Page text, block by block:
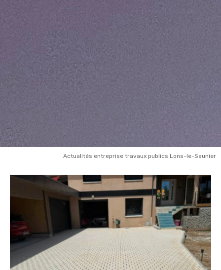
Actualités entreprise travaux publics Lons-le-Saunier